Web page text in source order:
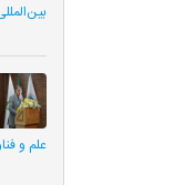
علم و